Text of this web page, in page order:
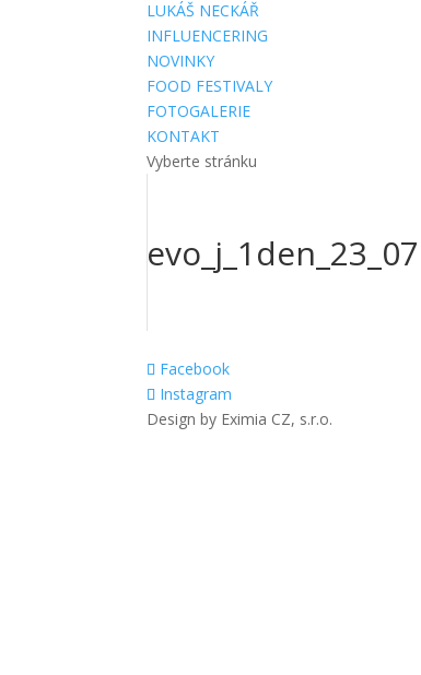
LUKÁŠ NECKÁŘ
INFLUENCERING
NOVINKY
FOOD FESTIVALY
FOTOGALERIE
KONTAKT
Vyberte stránku
Facebook
Instagram
Design by Eximia CZ, s.r.o.